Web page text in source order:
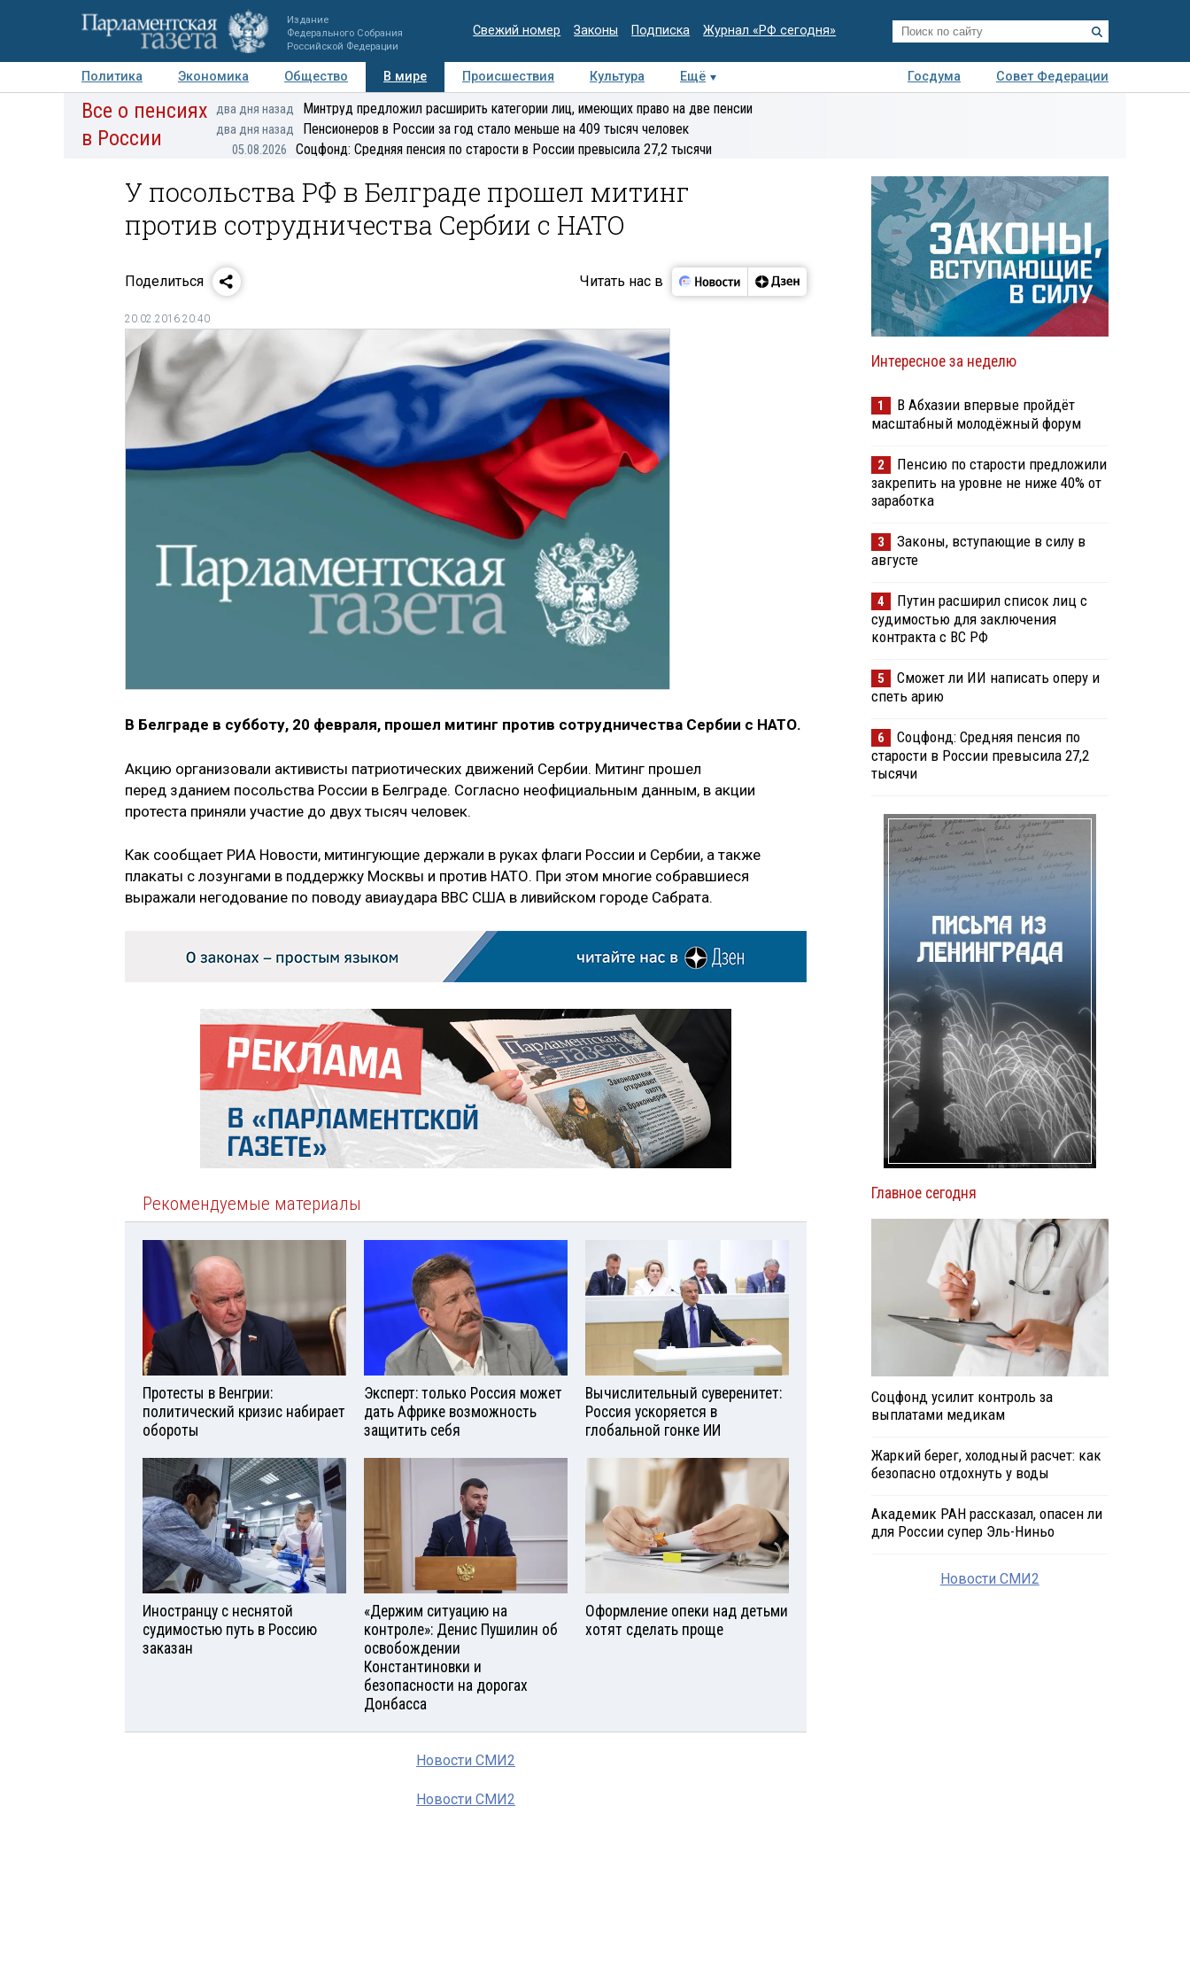
Издание
Федерального Собрания
Российской Федерации
Свежий номер Законы Подписка Журнал «РФ сегодня»
Политика Экономика Общество В мире Происшествия Культура Ещё Госдума
Совет Федерации
Авторы Персоны Мнения Регионы Медиацентр Интервью Колумнисты
Деловая
Все о пенсиях
в России
два дня назад Минтруд предложил расширить категории лиц, имеющих право на две пенсии
два дня назад Пенсионеров в России за год стало меньше на 409 тысяч человек
05.08.2026 Соцфонд: Средняя пенсия по старости в России превысила 27,2 тысячи
У посольства РФ в Белграде прошел митинг
против сотрудничества Сербии с НАТО
Поделиться Читать нас в
20.02.2016 20:40
В Белграде в субботу, 20 февраля, прошел митинг против сотрудничества Сербии с НАТО.
Акцию организовали активисты патриотических движений Сербии. Митинг прошел
перед зданием посольства России в Белграде. Согласно неофициальным данным, в акции
протеста приняли участие до двух тысяч человек.
Как сообщает РИА Новости, митингующие держали в руках флаги России и Сербии, а также
плакаты с лозунгами в поддержку Москвы и против НАТО. При этом многие собравшиеся
выражали негодование по поводу авиаудара ВВС США в ливийском городе Сабрата.
Рекомендуемые материалы
Протесты в Венгрии:
политический кризис набирает
обороты
Эксперт: только Россия может
дать Африке возможность
защитить себя
Вычислительный суверенитет:
Россия ускоряется в
глобальной гонке ИИ
Иностранцу с неснятой
судимостью путь в Россию
заказан
«Держим ситуацию на
контроле»: Денис Пушилин об
освобождении
Константиновки и
безопасности на дорогах
Донбасса
Оформление опеки над детьми
хотят сделать проще
Новости СМИ2
Новости СМИ2
Интересное за неделю
1
В Абхазии впервые пройдёт
масштабный молодёжный форум
2
Пенсию по старости предложили
закрепить на уровне не ниже 40% от
заработка
3
Законы, вступающие в силу в
августе
4
Путин расширил список лиц с
судимостью для заключения
контракта с ВС РФ
5
Сможет ли ИИ написать оперу и
спеть арию
6
Соцфонд: Средняя пенсия по
старости в России превысила 27,2
тысячи
Главное сегодня
Соцфонд усилит контроль за
выплатами медикам
Жаркий берег, холодный расчет: как
безопасно отдохнуть у воды
Академик РАН рассказал, опасен ли
для России супер Эль-Ниньо
Новости СМИ2